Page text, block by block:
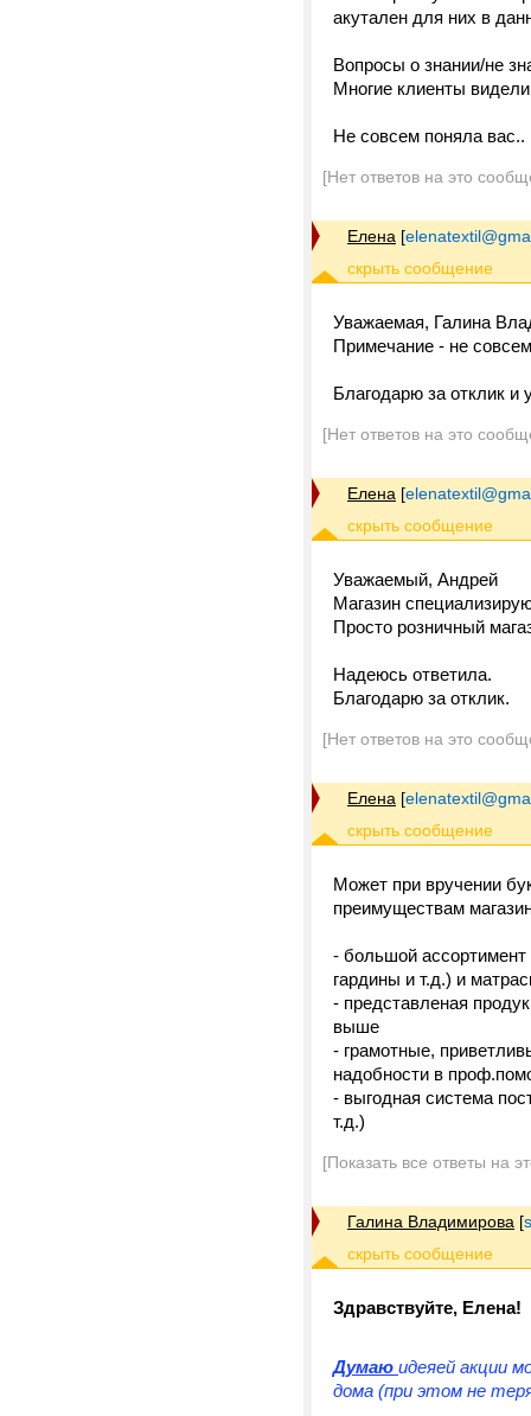
акутален для них в
Вопросы о знании/не
Многие клиенты
Не совсем поняла вас..
[Нет ответов на это
Елена [
Уважаемая, Галина
Примечание - не
Благодарю за отклик
[Нет ответов на это
Елена [
Уважаемый, Андрей
Магазин
Просто розничный
Надеюсь ответила.
Благодарю за отклик.
[Нет ответов на это
Елена [
Может при вручении
преимуществам
- большой
гардины и т.д.) и
- представленая
выше
- грамотные,
надобности в
- выгодная система
т.д.)
[Показать все ответы на
Галина Владимирова [
Здравствуйте, Елена!
Думаю идеяей акции
дома (при этом не